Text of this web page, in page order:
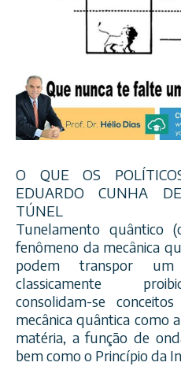
O QUE OS
EDUARDO CUNHA
TÚNEL
Tunelamento
fenômeno da mecânica
podem transpor
classicamente
consolidam-se
mecânica quântica como
matéria, a função de
bem como o Princípio da